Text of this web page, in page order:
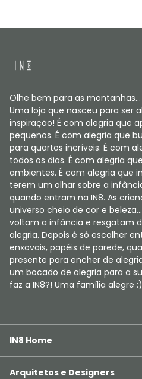
Olhe bem para as
Uma loja que nasceu para ser
inspiração! É com alegria que
pequenos. É com alegria que
para quartos incríveis. É com
todos os dias. É com alegria
ambientes. É com alegria que
terem um olhar sobre a
quando entram na IN8. As
universo cheio de cor e
voltam a infância e resgatam
alegria. Depois é só escolher
enxovais, papéis de parede,
presente para encher de
um bocado de alegria para a
faz a IN8?! Uma família alegre :)
IN8 Home
Arquitetos e Designers